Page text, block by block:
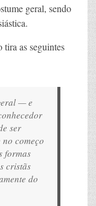
geral, sendo
tira as seguintes
— e
ser
começo
formas
cristãs
do